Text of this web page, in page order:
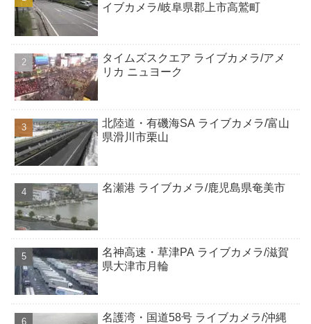
イブカメラ/岐阜県郡上市高鷲町
タイムズスクエア ライブカメラ/アメ
リカ ニュヨーク
北陸道・有磯海SA ライブカメラ/富山
県滑川市栗山
名瀬港 ライブカメラ/鹿児島県奄美市
名神高速・草津PA ライブカメラ/滋賀
県大津市月輪
名護湾・国道58号 ライブカメラ/沖縄